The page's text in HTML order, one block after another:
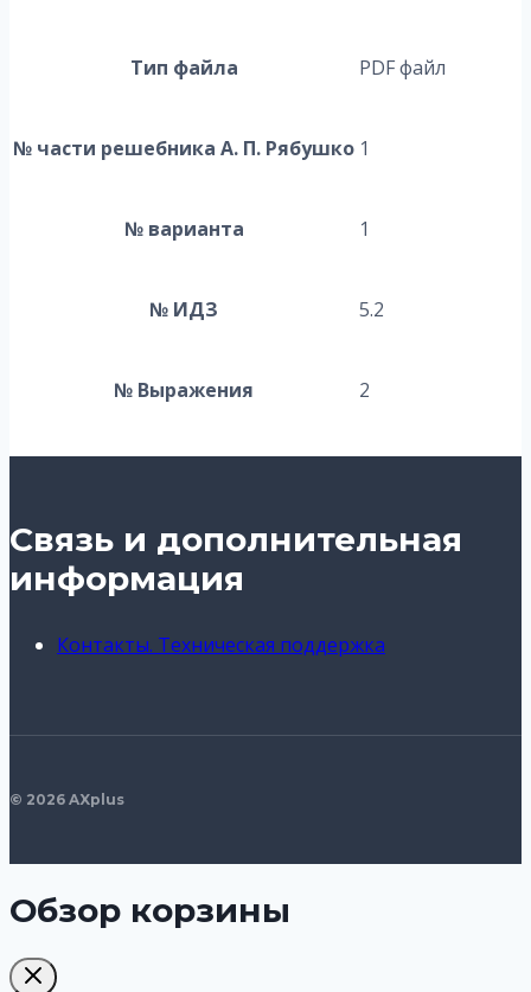
Тип файла PDF файл
№ части решебника А. П. Рябушко 1
№ варианта 1
№ ИДЗ 5.2
№ Выражения 2
Связь и дополнительная
информация
Контакты. Техническая поддержка
© 2026 AXplus
Обзор корзины